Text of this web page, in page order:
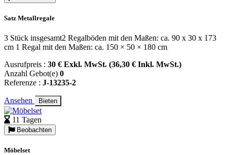
Satz Metallregale
3 Stück insgesamt2 Regalböden mit den Maßen: ca. 90 x 30 x 173
cm 1 Regal mit den Maßen: ca. 150 × 50 × 180 cm
Ausrufpreis : 30 € Exkl. MwSt. (36,30 € Inkl. MwSt.)
Anzahl Gebot(e) 0
Referenze : J-13235-2
Ansehen Bieten
11 Tagen
Beobachten
Möbelset